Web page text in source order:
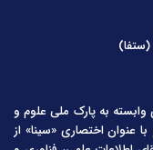
وابسته به پارک ملی علوم و
عنوان اختصاری «سینا» از